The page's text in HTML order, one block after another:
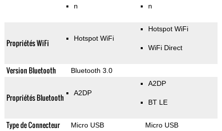
n n
Propriétés WiFi Hotspot WiFi
Hotspot WiFi
WiFi Direct
Version Bluetooth Bluetooth 3.0
Propriétés Bluetooth A2DP
A2DP
BT LE
Type de Connecteur Micro USB Micro USB